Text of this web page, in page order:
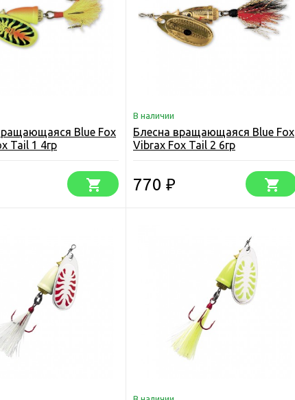
Blue Fox
Tail 1 4гр
В наличии
Блесна вращающаяся Blue Fox
Vibrax Fox Tail 2 6гр
770 ₽